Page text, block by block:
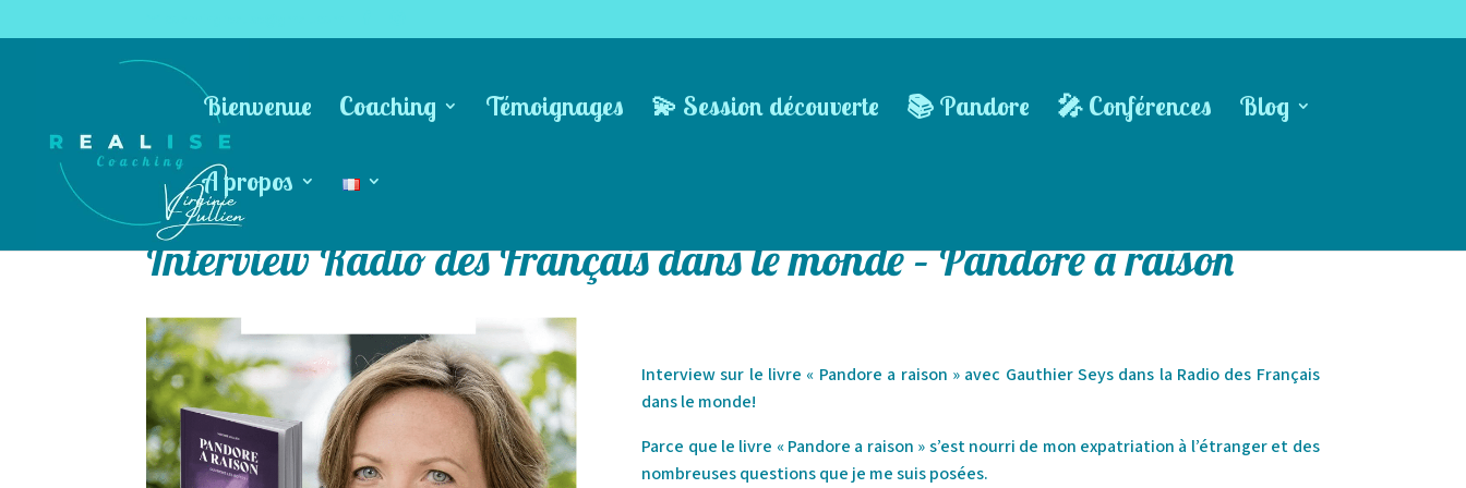
Bienvenue Coaching Témoignages 💫 Session découverte 📚 Pandore 🎤 Conférences Blog
A propos
Interview Radio des Français dans le monde – Pandore a raison
Interview sur le livre « Pandore a raison » avec Gauthier Seys dans la Radio des Français
dans le monde!
Parce que le livre « Pandore a raison » s’est nourri de mon expatriation à l’étranger et des
nombreuses questions que je me suis posées.